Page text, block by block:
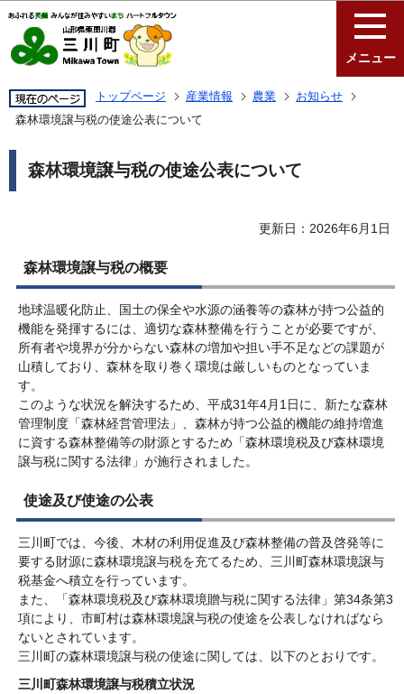
メニュー
トップページ 産業情報 農業
お知らせ
森林環境譲与税の使途公表について
森林環境譲与税の使途公表について
更新日：2026年6月1日
森林環境譲与税の概要
地球温暖化防止、国土の保全や水源の涵養等の森林が持つ公益的
機能を発揮するには、適切な森林整備を行うことが必要ですが、
所有者や境界が分からない森林の増加や担い手不足などの課題が
山積しており、森林を取り巻く環境は厳しいものとなっていま
す。
このような状況を解決するため、平成31年4月1日に、新たな森林
管理制度「森林経営管理法」、森林が持つ公益的機能の維持増進
に資する森林整備等の財源とするため「森林環境税及び森林環境
譲与税に関する法律」が施行されました。
使途及び使途の公表
三川町では、今後、木材の利用促進及び森林整備の普及啓発等に
要する財源に森林環境譲与税を充てるため、三川町森林環境譲与
税基金へ積立を行っています。
また、「森林環境税及び森林環境贈与税に関する法律」第34条第3
項により、市町村は森林環境譲与税の使途を公表しなければなら
ないとされています。
三川町の森林環境譲与税の使途に関しては、以下のとおりです。
三川町森林環境譲与税積立状況